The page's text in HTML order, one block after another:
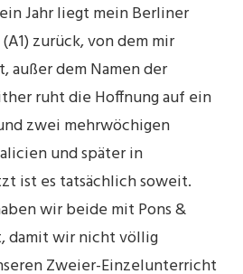
Jahr liegt mein Berliner
zurück, von dem mir
außer dem Namen der
ruht die Hoffnung auf ein
zwei mehrwöchigen
und später in
ist es tatsächlich soweit.
wir beide mit Pons &
damit wir nicht völlig
Zweier-Einzelunterricht